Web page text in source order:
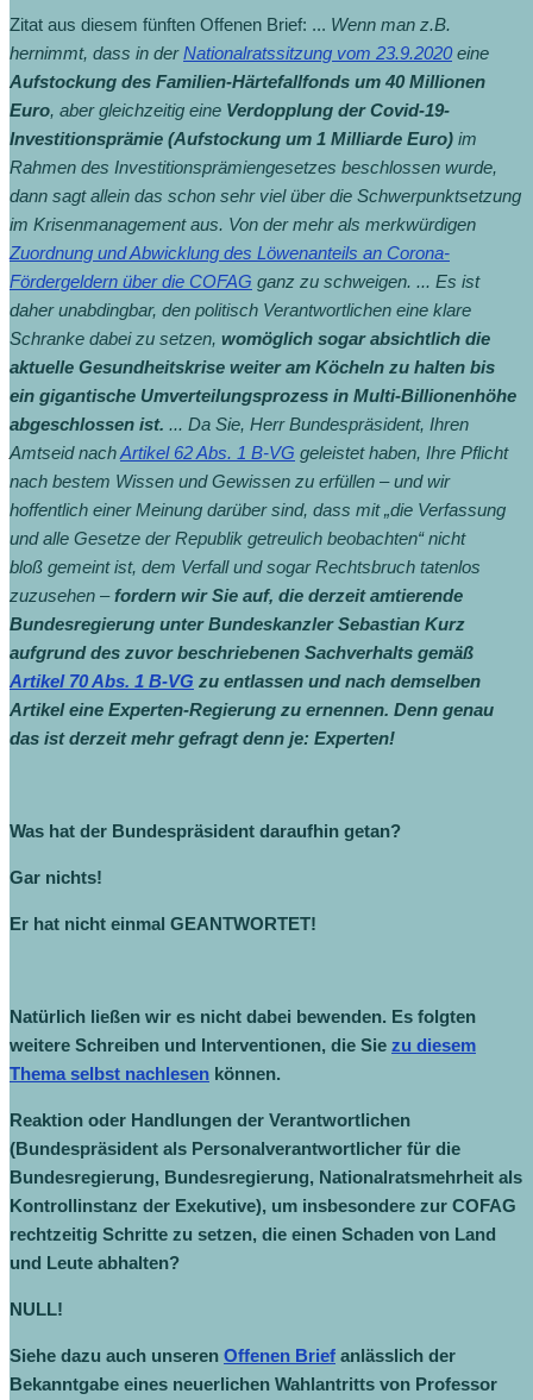
Zitat aus diesem fünften Offenen Brief: ... Wenn man z.B.
hernimmt, dass in derNationalratssitzung vom 23.9.2020eine
Aufstockung des Familien-Härtefallfonds um 40 Millionen
Euro, aber gleichzeitig eine Verdopplung der Covid-19-
Investitionsprämie (Aufstockung um 1 Milliarde Euro) im
Rahmen des Investitionsprämiengesetzes beschlossen wurde,
dann sagt allein das schon sehr viel über die Schwerpunktsetzung
im Krisenmanagement aus. Von der mehr als merkwürdigen
Zuordnung und Abwicklung des Löwenanteils an Corona-
Fördergeldern über die COFAG ganz zu schweigen. ... Es ist
daher unabdingbar, den politisch Verantwortlichen eine klare
Schranke dabei zu setzen, womöglich sogar absichtlich die
aktuelle Gesundheitskrise weiter am Köcheln zu halten bis
ein gigantische Umverteilungsprozess in Multi-Billionenhöhe
abgeschlossen ist. ... Da Sie, Herr Bundespräsident, Ihren
Amtseid nachArtikel 62 Abs. 1 B-VG geleistet haben, Ihre Pflicht
nach bestem Wissen und Gewissen zu erfüllen – und wir
hoffentlich einer Meinung darüber sind, dass mit „die Verfassung
und alle Gesetze der Republik getreulich beobachten“ nicht
bloß gemeint ist, dem Verfall und sogar Rechtsbruch tatenlos
zuzusehen – fordern wir Sie auf, die derzeit amtierende
Bundesregierung unter Bundeskanzler Sebastian Kurz
aufgrund des zuvor beschriebenen Sachverhalts gemäß
Artikel 70 Abs. 1 B-VG zu entlassen und nach demselben
Artikel eine Experten-Regierung zu ernennen. Denn genau
das ist derzeit mehr gefragt denn je: Experten!
Was hat der Bundespräsident daraufhin getan?
Gar nichts!
Er hat nicht einmal GEANTWORTET!
Natürlich ließen wir es nicht dabei bewenden. Es folgten
weitere Schreiben und Interventionen, die Sie zu diesem
Thema selbst nachlesen können.
Reaktion oder Handlungen der Verantwortlichen
(Bundespräsident als Personalverantwortlicher für die
Bundesregierung, Bundesregierung, Nationalratsmehrheit als
Kontrollinstanz der Exekutive), um insbesondere zur COFAG
rechtzeitig Schritte zu setzen, die einen Schaden von Land
und Leute abhalten?
NULL!
Siehe dazu auch unseren Offenen Brief anlässlich der
Bekanntgabe eines neuerlichen Wahlantritts von Professor